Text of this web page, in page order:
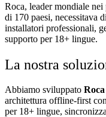
Roca, leader mondiale
di 170 paesi, necessitava
installatori professionali,
supporto per 18+ lingue.
La nostra
Abbiamo sviluppato
architettura offline-first
per 18+ lingue,